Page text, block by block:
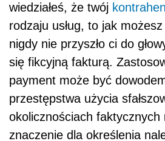
wiedziałeś, że twój
rodzaju usług, to jak
nigdy nie przyszło ci do
się fikcyjną fakturą.
payment może być
przestępstwa użycia
okolicznościach faktycznych
znaczenie dla określenia